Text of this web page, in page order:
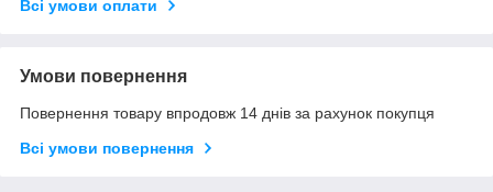
Всі умови оплати
Умови повернення
Повернення товару впродовж 14 днів за рахунок покупця
Всі умови повернення